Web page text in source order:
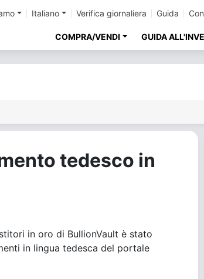
Italiano Verifica giornaliera Guida
COMPRA/VENDI GUIDA
tedesco in
in oro di BullionVault è stato
in lingua tedesca del portale